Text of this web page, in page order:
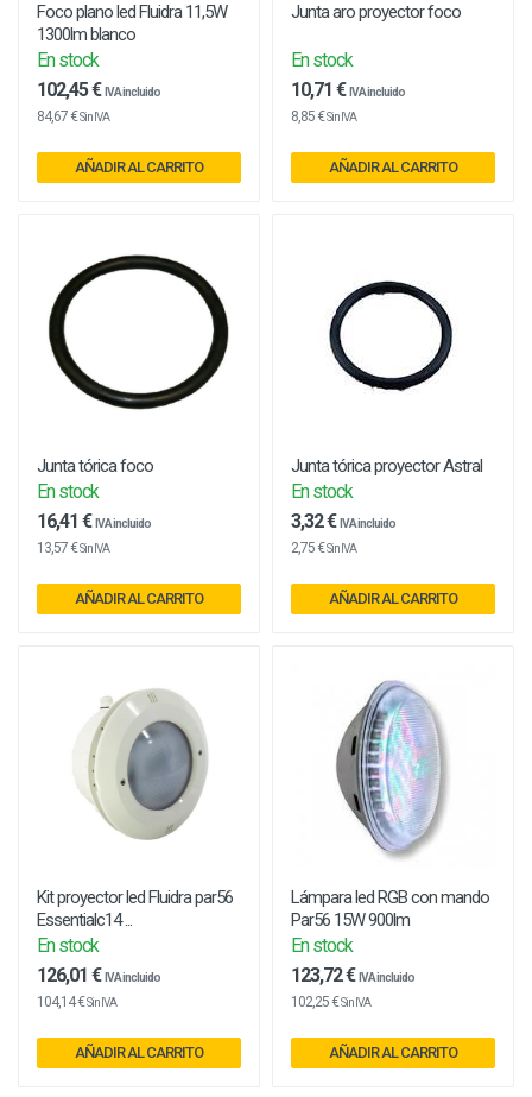
Foco plano led Fluidra 11,5W
1300lm blanco
En stock
102,45 € IVA incluido
84,67 €Sin IVA
AÑADIR AL CARRITO
Junta aro proyector foco
En stock
10,71 € IVA incluido
8,85 €Sin IVA
AÑADIR AL CARRITO
Junta tórica foco
En stock
16,41 € IVA incluido
13,57 €Sin IVA
AÑADIR AL CARRITO
Junta tórica proyector Astral
En stock
3,32 € IVA incluido
2,75 €Sin IVA
AÑADIR AL CARRITO
Kit proyector led Fluidra par56
Essentialc14 ...
En stock
126,01 € IVA incluido
104,14 €Sin IVA
AÑADIR AL CARRITO
Lámpara led RGB con mando
Par56 15W 900lm
En stock
123,72 € IVA incluido
102,25 €Sin IVA
AÑADIR AL CARRITO